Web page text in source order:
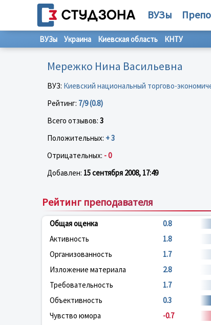
ВУЗы
ВУЗы Украина Киевская область КНТУ
Мережко Нина Васильевна
ВУЗ: Киевский национальный торгово-
Рейтинг: 7/9 (0.8)
Всего отзывов: 3
Положительных: + 3
Отрицательных: - 0
Добавлен: 15 сентября 2008, 17:49
Рейтинг преподавателя
Общая оценка 0.8
Активность
1.8
Организованность
1.7
Изложение материала
2.8
Требовательность
1.7
Объективность
0.3
Чувство юмора
-0.7